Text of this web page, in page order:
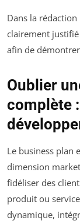
Dans la
clairement justifié
afin de
Oublier
complète
Le business plan
dimension
fidéliser des
produit ou
dynamique,